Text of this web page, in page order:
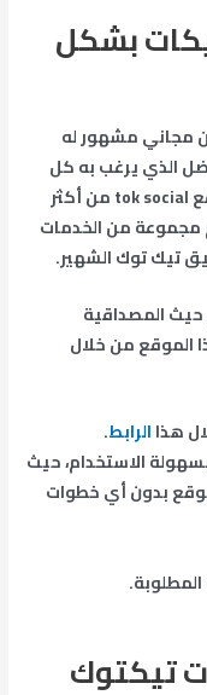
بشكل
مجاني مشهور له
الذي يرغب به كل
مستخدم لتطبيق تيك توك، حيث يعد موقع tok social من أكثر
مجموعة من الخدمات
تيك توك الشهير.
المصداقية
الموقع من خلال
هذاالرابط.
الاستخدام، حيث
بدون أي خطوات
تيكتوك